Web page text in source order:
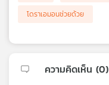
โดราเอมอนช่วยด้วย
ความคิดเห็น (0)